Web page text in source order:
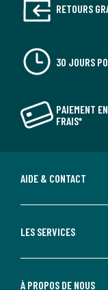
RETOURS
30 JOURS
PAIEMENT
FRAIS*
AIDE & CONTACT
LES SERVICES
À PROPOS DE NOUS